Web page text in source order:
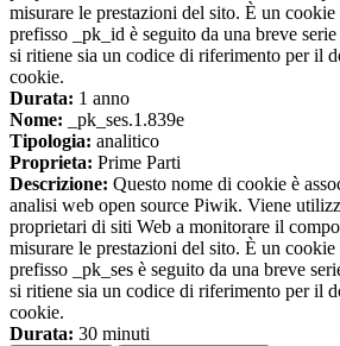
misurare le prestazioni del sito. È un
prefisso _pk_id è seguito da una breve
si ritiene sia un codice di riferimento per il
cookie.
Durata: 1 anno
Nome: _pk_ses.1.839e
Tipologia: analitico
Proprieta: Prime Parti
Descrizione: Questo nome di cookie è
analisi web open source Piwik. Viene
proprietari di siti Web a monitorare il
misurare le prestazioni del sito. È un
prefisso _pk_ses è seguito da una breve
si ritiene sia un codice di riferimento per il
cookie.
Durata: 30 minuti